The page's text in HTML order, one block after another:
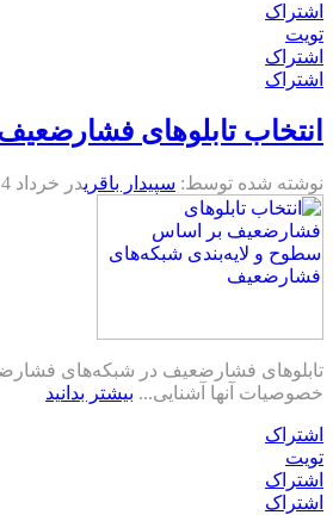
اشتراک
تویت
اشتراک
اشتراک
انتخاب تابلوهای
نوشته شده توسط: سپیدار باقریدر خرداد 14, 1399
تابلوهای فشارضعیف در شبکه‌های
خصوصیات آنها آشنایی... بیشتر بدانید
اشتراک
تویت
اشتراک
اشتراک